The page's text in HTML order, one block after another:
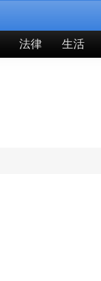
法律 生活